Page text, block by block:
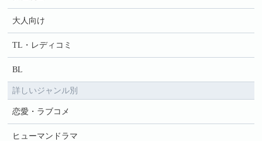
大人向け
TL・レディコミ
BL
詳しいジャンル別
恋愛・ラブコメ
ヒューマンドラマ